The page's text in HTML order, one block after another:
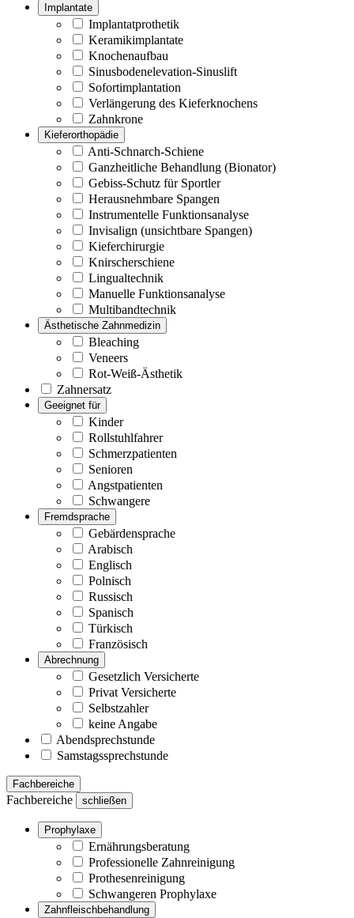
Implantate
Implantatprothetik
Keramikimplantate
Knochenaufbau
Sinusbodenelevation-Sinuslift
Sofortimplantation
Verlängerung des Kieferknochens
Zahnkrone
Kieferorthopädie
Anti-Schnarch-Schiene
Ganzheitliche Behandlung (Bionator)
Gebiss-Schutz für Sportler
Herausnehmbare Spangen
Instrumentelle Funktionsanalyse
Invisalign (unsichtbare Spangen)
Kieferchirurgie
Knirscherschiene
Lingualtechnik
Manuelle Funktionsanalyse
Multibandtechnik
Ästhetische Zahnmedizin
Bleaching
Veneers
Rot-Weiß-Ästhetik
Zahnersatz
Geeignet für
Kinder
Rollstuhlfahrer
Schmerzpatienten
Senioren
Angstpatienten
Schwangere
Fremdsprache
Gebärdensprache
Arabisch
Englisch
Polnisch
Russisch
Spanisch
Türkisch
Französisch
Abrechnung
Gesetzlich Versicherte
Privat Versicherte
Selbstzahler
keine Angabe
Abendsprechstunde
Samstagssprechstunde
Fachbereiche
Fachbereiche schließen
Prophylaxe
Ernährungsberatung
Professionelle Zahnreinigung
Prothesenreinigung
Schwangeren Prophylaxe
Zahnfleischbehandlung